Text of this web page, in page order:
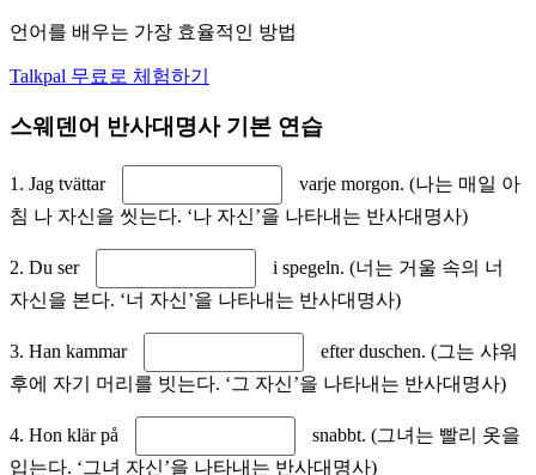
언어를 배우는 가장 효율적인 방법
Talkpal 무료로 체험하기
스웨덴어 반사대명사 기본 연습
1. Jag tvättar
varje morgon. (나는 매일 아
침 나 자신을 씻는다. ‘나 자신’을 나타내는 반사대명사)
2. Du ser
i spegeln. (너는 거울 속의 너
자신을 본다. ‘너 자신’을 나타내는 반사대명사)
3. Han kammar
efter duschen. (그는 샤워
후에 자기 머리를 빗는다. ‘그 자신’을 나타내는 반사대명사)
4. Hon klär på
snabbt. (그녀는 빨리 옷을
입는다. ‘그녀 자신’을 나타내는 반사대명사)